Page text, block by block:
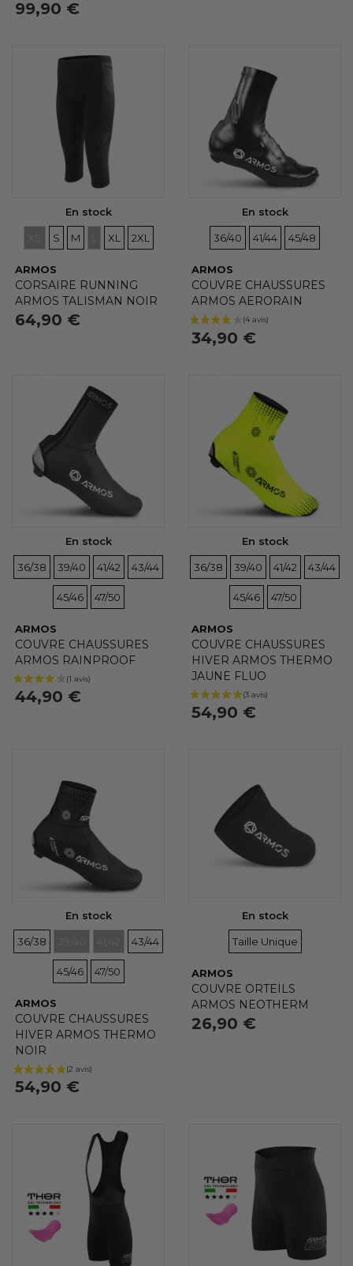
(2 avis)
99,90 €
En stock
TAILLESTAILLES
S
TAILLES
M
TAILLES
TAILLES
XL
TAILLES
2XL
ARMOS
CORSAIRE RUNNING
ARMOS TALISMAN NOIR
64,90 €
En stock
TAILLES
36/40
TAILLES
41/44
TAILLES
45/48
ARMOS
COUVRE CHAUSSURES
ARMOS AERORAIN
34,90 €
En stock
TAILLES
36/38
TAILLES
39/40
TAILLES
41/42
TAILLES
43/44
TAILLES
45/46
TAILLES
47/50
ARMOS
COUVRE CHAUSSURES
ARMOS RAINPROOF
44,90 €
En stock
TAILLES
36/38
TAILLES
39/40
TAILLES
41/42 43/44
45/46
TAILLES
47/50
ARMOS
COUVRE CHAUSSURES
HIVER ARMOS THERMO
JAUNE FLUO
54,90 €
En stock
TAILLES
36/38
TAILLESTAILLESTAILLES
43/44
TAILLES
45/46
TAILLES
47/50
ARMOS
COUVRE CHAUSSURES
HIVER ARMOS THERMO
NOIR
54,90 €
En stock
TAILLES
Taille Unique
ARMOS
COUVRE ORTEILS
ARMOS NEOTHERM
26,90 €